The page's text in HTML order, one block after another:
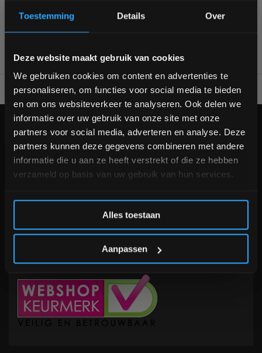
Toestemming Details Over
Deze website maakt gebruik van cookies
We gebruiken cookies om content en advertenties te
personaliseren, om functies voor social media te bieden
en om ons websiteverkeer te analyseren. Ook delen we
informatie over uw gebruik van onze site met onze
partners voor social media, adverteren en analyse. Deze
partners kunnen deze gegevens combineren met andere
informatie die u aan ze heeft verstrekt of die ze hebben
verzameld op basis van uw gebruik van hun services.
Alles toestaan
Aanpassen
Voor 95% direct uit voorraad geleverd Professionele
KLANTENSERVICE
Veelgestelde vragen
+31 (0)24 645 1309
info@fitnesskoerier.nl
Bam! 5% korting op je volgende
bestelling
Schrijf je in voor onze nieuwsbrief om op de hoogte te
blijven over onze nieuwe producten, deals en meer
interessante info. Ontvang 5% korting op je eerstvolgende
aankoop! 😀
Inschrijven
*Verzendkosten vallen buiten de korting